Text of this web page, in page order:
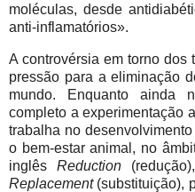
moléculas, desde
anti-inflamatórios».
A controvérsia em torno
pressão para a eliminação
mundo. Enquanto ainda
completo a experimentação
trabalha no
o bem-estar animal, no
inglês Reduction
Replacement(substituição),